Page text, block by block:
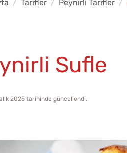
Tarifler Peynirli Tarifler
Sufle
2025 tarihinde güncellendi.